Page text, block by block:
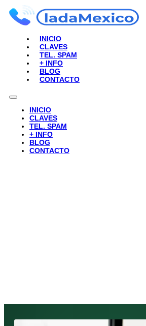
INICIO
CLAVES
TEL. SPAM
+ INFO
BLOG
CONTACTO
INICIO
CLAVES
TEL. SPAM
+ INFO
BLOG
CONTACTO